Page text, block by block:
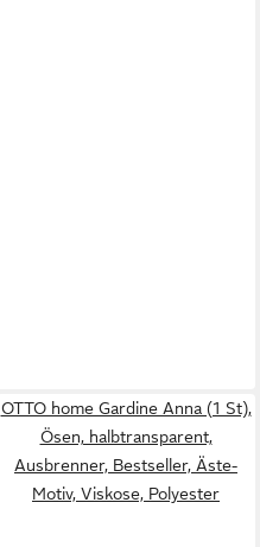
OTTO home Gardine Anna (1 St),
Ösen, halbtransparent,
Ausbrenner, Bestseller, Äste-
Motiv, Viskose, Polyester